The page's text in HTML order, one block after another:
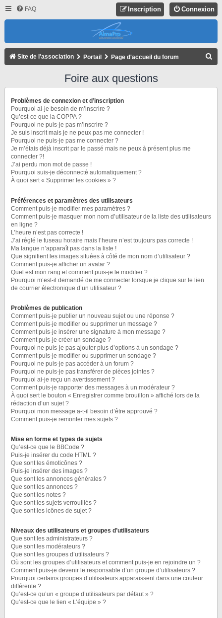
FAQ Connexion
Inscription
Site de l'association Portail Page d'accueil du forum
Foire aux questions
Problèmes de connexion et d’inscription
Pourquoi ai-je besoin de m’inscrire ?
Qu’est-ce que la COPPA ?
Pourquoi ne puis-je pas m’inscrire ?
Je suis inscrit mais je ne peux pas me connecter !
Pourquoi ne puis-je pas me connecter ?
Je m’étais déjà inscrit par le passé mais ne peux à présent plus me
connecter ?!
J’ai perdu mon mot de passe !
Pourquoi suis-je déconnecté automatiquement ?
À quoi sert « Supprimer les cookies » ?
Préférences et paramètres des utilisateurs
Comment puis-je modifier mes paramètres ?
Comment puis-je masquer mon nom d’utilisateur de la liste des utilisateurs
en ligne ?
L’heure n’est pas correcte !
J’ai réglé le fuseau horaire mais l’heure n’est toujours pas correcte !
Ma langue n’apparaît pas dans la liste !
Que signifient les images situées à côté de mon nom d’utilisateur ?
Comment puis-je afficher un avatar ?
Quel est mon rang et comment puis-je le modifier ?
Pourquoi m’est-il demandé de me connecter lorsque je clique sur le lien
de courrier électronique d’un utilisateur ?
Problèmes de publication
Comment puis-je publier un nouveau sujet ou une réponse ?
Comment puis-je modifier ou supprimer un message ?
Comment puis-je insérer une signature à mon message ?
Comment puis-je créer un sondage ?
Pourquoi ne puis-je pas ajouter plus d’options à un sondage ?
Comment puis-je modifier ou supprimer un sondage ?
Pourquoi ne puis-je pas accéder à un forum ?
Pourquoi ne puis-je pas transférer de pièces jointes ?
Pourquoi ai-je reçu un avertissement ?
Comment puis-je rapporter des messages à un modérateur ?
À quoi sert le bouton « Enregistrer comme brouillon » affiché lors de la
rédaction d’un sujet ?
Pourquoi mon message a-t-il besoin d’être approuvé ?
Comment puis-je remonter mes sujets ?
Mise en forme et types de sujets
Qu’est-ce que le BBCode ?
Puis-je insérer du code HTML ?
Que sont les émoticônes ?
Puis-je insérer des images ?
Que sont les annonces générales ?
Que sont les annonces ?
Que sont les notes ?
Que sont les sujets verrouillés ?
Que sont les icônes de sujet ?
Niveaux des utilisateurs et groupes d’utilisateurs
Que sont les administrateurs ?
Que sont les modérateurs ?
Que sont les groupes d’utilisateurs ?
Où sont les groupes d’utilisateurs et comment puis-je en rejoindre un ?
Comment puis-je devenir le responsable d’un groupe d’utilisateurs ?
Pourquoi certains groupes d’utilisateurs apparaissent dans une couleur
différente ?
Qu’est-ce qu’un « groupe d’utilisateurs par défaut » ?
Qu’est-ce que le lien « L’équipe » ?